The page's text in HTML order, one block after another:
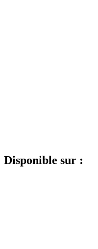
Disponible sur :